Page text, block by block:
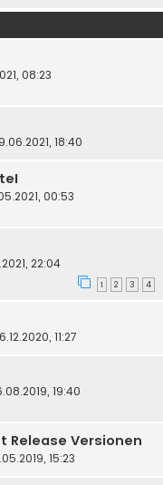
08:23
18:40
00:53
22:04
1 2 3 4
11:27
19:40
Release Versionen
15:23